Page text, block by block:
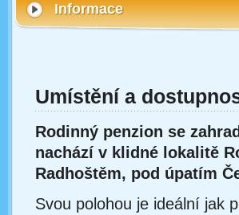
Informace
Umístění a
Rodinný penzion se
nachází v klidné lokalitě
Radhoštěm, pod úpatím
Svou polohou je ideální jak